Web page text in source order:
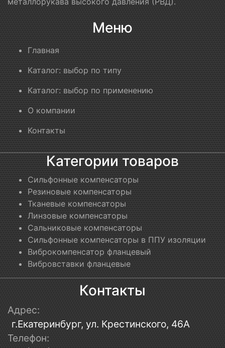
Меню
Главная
Каталог: выбор по типу
Каталог: выбор по применению
О компании
Контакты
Категории товаров
Сильфонные компенсаторы
Резиновые компенсаторы
Тканевые компенсаторы
Линзовые компенсаторы
Сальниковые компенсаторы
Сильфонные компенсаторы в ППУ изоляции
Виброкомпенсатор фланцевый
Вибровставки фланцевые
Контакты
Адрес:
г.Екатеринбург, ул. Крестинского, 46А
Телефон: